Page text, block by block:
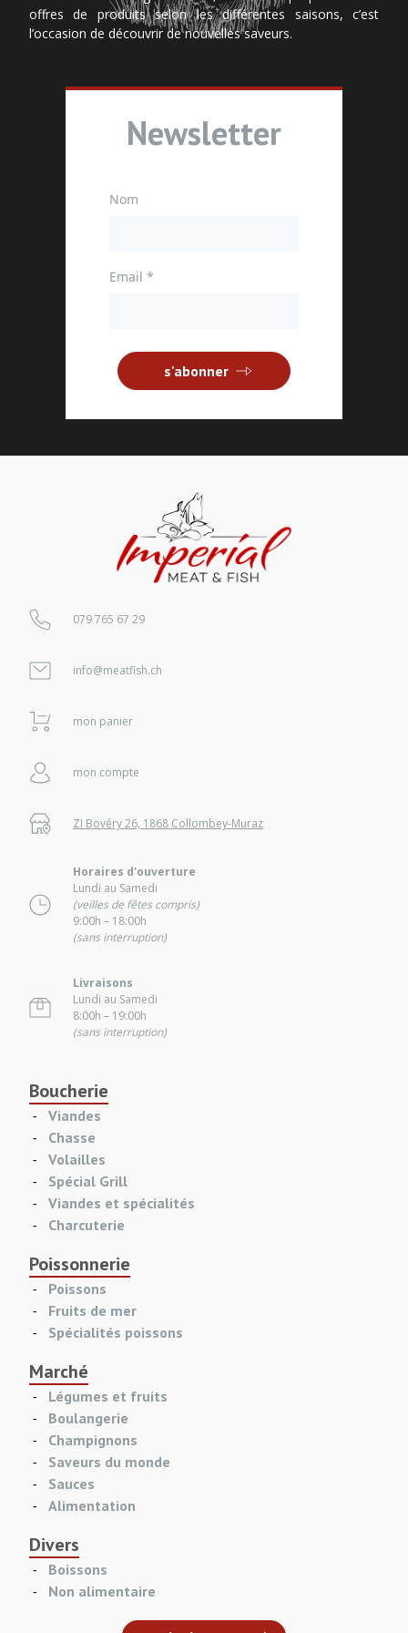
offres de produits selon les différentes saisons, c’est
l’occasion de découvrir de nouvelles saveurs.
Newsletter
Nom
Email *
s'abonner
079 765 67 29
info@meatfish.ch
mon panier
mon compte
ZI Bovéry 26, 1868 Collombey-Muraz
Horaires d'ouverture
Lundi au Samedi
(veilles de fêtes compris)
9:00h – 18:00h
(sans interruption)
Livraisons
Lundi au Samedi
8:00h – 19:00h
(sans interruption)
Boucherie
Viandes
Chasse
Volailles
Spécial Grill
Viandes et spécialités
Charcuterie
Poissonnerie
Poissons
Fruits de mer
Spécialités poissons
Marché
Légumes et fruits
Boulangerie
Champignons
Saveurs du monde
Sauces
Alimentation
Divers
Boissons
Non alimentaire